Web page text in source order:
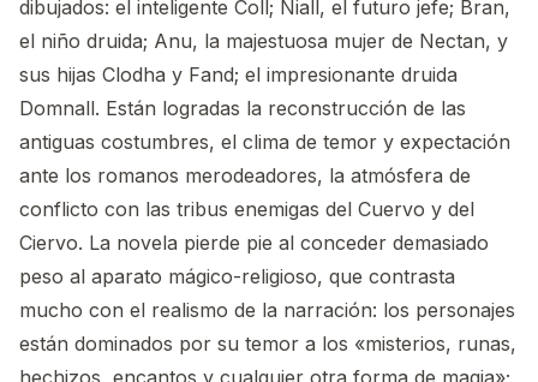
dibujados: el inteligente Coll; Niall, el futuro jefe; Bran,
el niño druida; Anu, la majestuosa mujer de Nectan, y
sus hijas Clodha y Fand; el impresionante druida
Domnall. Están logradas la reconstrucción de las
antiguas costumbres, el clima de temor y expectación
ante los romanos merodeadores, la atmósfera de
conflicto con las tribus enemigas del Cuervo y del
Ciervo. La novela pierde pie al conceder demasiado
peso al aparato mágico-religioso, que contrasta
mucho con el realismo de la narración: los personajes
están dominados por su temor a los «misterios, runas,
hechizos, encantos y cualquier otra forma de magia»;